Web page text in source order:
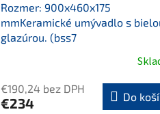
Rozmer: 900x460x175
mmKeramické umývadlo s
glazúrou. (bss7
€190,24 bez DPH
€234 Do